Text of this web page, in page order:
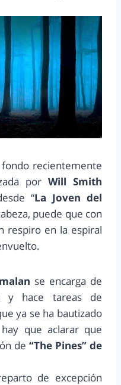
recientemente
por Will Smith
“La Joven del
puede que con
respiro en la espiral
se encarga de
y hace tareas de
ya se ha bautizado
que aclarar que
de “The Pines” de
de excepción